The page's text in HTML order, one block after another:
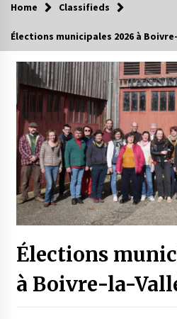
Home Classifieds
Élections municipales 2026 à
Élections
à Boivre-la-